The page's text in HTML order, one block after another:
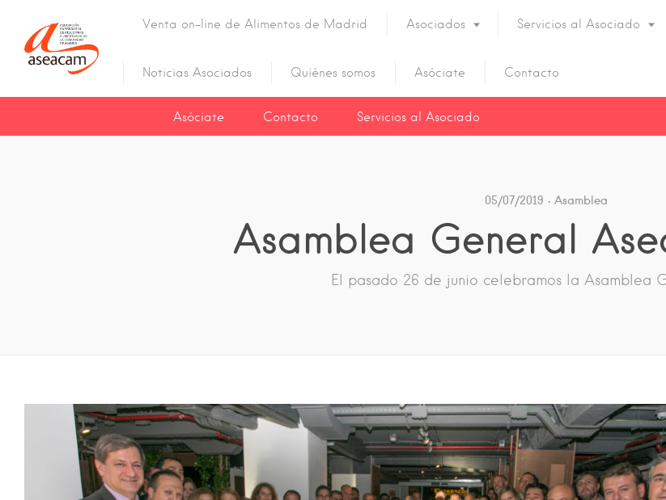
Venta on-line de Alimentos de Madrid Asociados Servicios al Asociado
Noticias Asociados Quiénes somos Asóciate Contacto
Asóciate Contacto Servicios al Asociado
05/07/2019 Asamblea
Asamblea General
El pasado 26 de junio celebramos la Asamblea